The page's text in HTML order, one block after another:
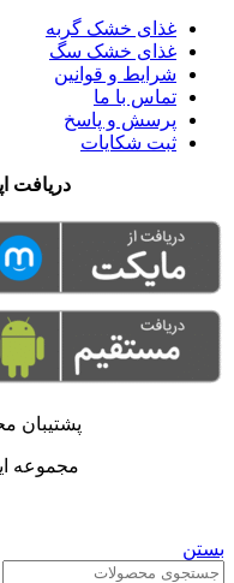
غذای خشک گربه
غذای خشک سگ
شرایط و قوانین
تماس با ما
پرسش و پاسخ
ثبت شکایات
دریافت
پشتیبان
مجموعه
بستن